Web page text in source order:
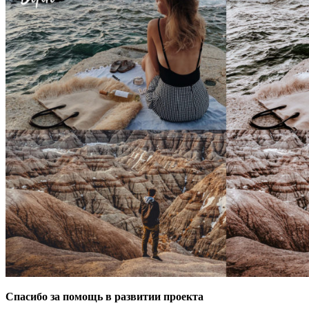
Спасибо за помощь в развитии проекта